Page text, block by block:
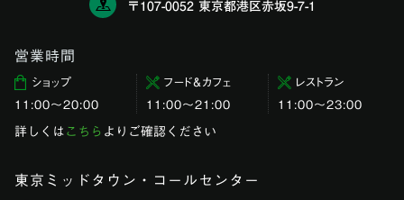
〒107-0052 東京都港区赤坂9-7-1
営業時間
ショップ
11:00〜20:00
フード＆カフェ
11:00～21:00
レストラン
11:00〜23:00
詳しくは こちら よりご確認ください
東京ミッドタウン・コールセンター